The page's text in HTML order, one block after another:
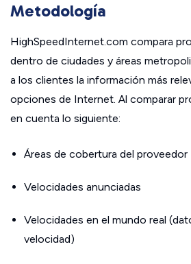
Metodología
HighSpeedInternet.com compara
dentro de ciudades y áreas
a los clientes la información más
opciones de Internet. Al comparar
en cuenta lo siguiente:
Áreas de cobertura del proveedor
Velocidades anunciadas
Velocidades en el mundo real
velocidad)